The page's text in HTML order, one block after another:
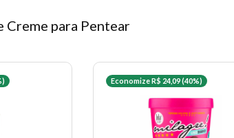
Creme para Pentear
Economize R$ 24,09 (40%)